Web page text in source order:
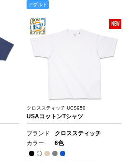
アダルト
NEW
クロススティッチ UCS950
USAコットンTシャツ
ブランド
クロススティッチ
カラー
6色